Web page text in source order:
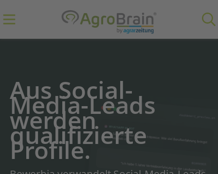
Aus Social-
Media-Leads
werden
qualifizierte
Profile.